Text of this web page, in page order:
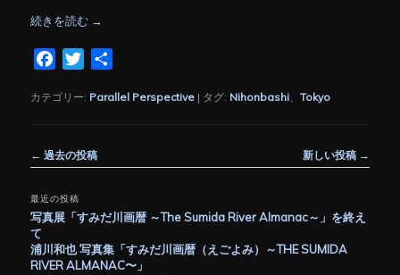
続きを読む →
FacebookTwitter
カテゴリー: Parallel Perspective | タグ: Nihonbashi 、Tokyo
稿
ビ
ゲ
ー
シ
ョ
← 過去の投稿 新しい投稿 →
最近の投稿
写真展「すみだ川画暦 ～The Sumida River Almanac～」を終え
て
浦川和也 写真集「すみだ川画暦（えごよみ）～THE SUMIDA
RIVER ALMANAC〜」